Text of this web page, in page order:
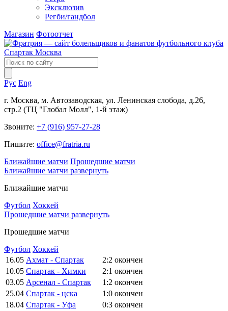
Эксклюзив
Регби/гандбол
Магазин Фотоотчет
Рус Eng
г. Москва, м. Автозаводская, ул. Ленинская слобода, д.26,
стр.2 (ТЦ "Глобал Молл", 1-й этаж)
Звоните: +7 (916) 957-27-28
Пишите: office@fratria.ru
Ближайшие матчи Прошедшие матчи
Ближайшие матчи развернуть
Ближайшие матчи
Футбол Хоккей
Прошедшие матчи развернуть
Прошедшие матчи
Футбол Хоккей
16.05 Ахмат - Спартак 2:2 окончен
10.05 Спартак - Химки 2:1 окончен
03.05 Арсенал - Спартак 1:2 окончен
25.04 Спартак - цска 1:0 окончен
18.04 Спартак - Уфа 0:3 окончен